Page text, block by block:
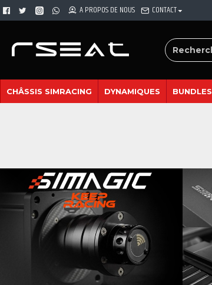
A PROPOS DE NOUS CONTACT
CHÂSSIS SIMRACING DYNAMIQUES BUNDLES